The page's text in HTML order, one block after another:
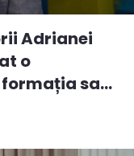
Adrianei
o
sa...